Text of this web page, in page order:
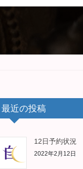
最近の投稿
12日予約状況
2022年2月12日